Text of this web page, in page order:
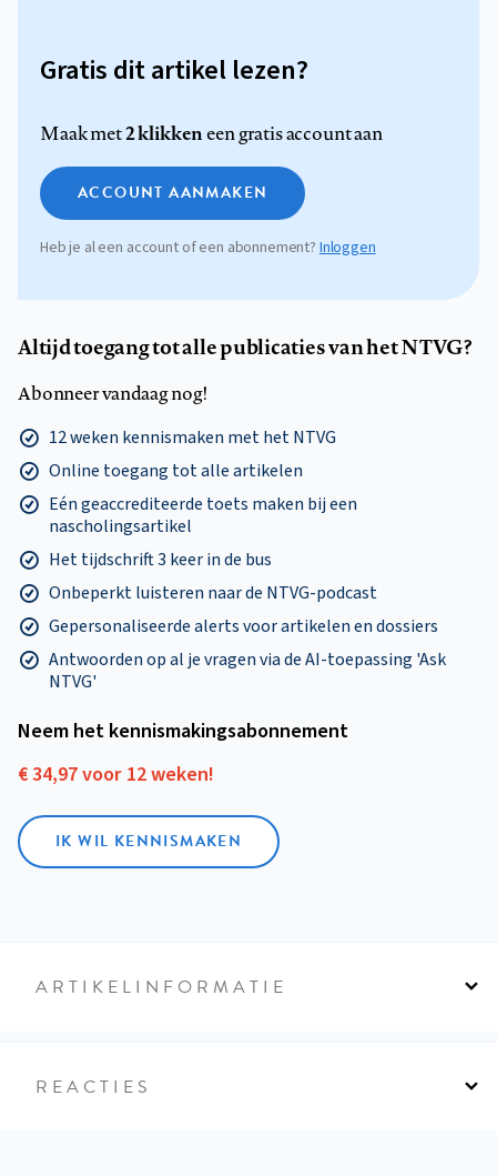
Gratis dit artikel lezen?
Maak met2 klikkeneen gratis account aan
ACCOUNT AANMAKEN
Heb je al een account of een abonnement? Inloggen
Altijd toegang tot alle publicaties van het NTVG?
Abonneer vandaag nog!
12 weken kennismaken met het NTVG
Online toegang tot alle artikelen
Eén geaccrediteerde toets maken bij een
nascholingsartikel
Het tijdschrift 3 keer in de bus
Onbeperkt luisteren naar de NTVG-podcast
Gepersonaliseerde alerts voor artikelen en dossiers
Antwoorden op al je vragen via de AI-toepassing 'Ask
NTVG'
Neem het kennismakings­abonnement
€ 34,97 voor 12 weken!
IK WIL KENNISMAKEN
ARTIKELINFORMATIE
REACTIES